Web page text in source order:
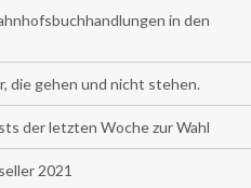
in den
die gehen und nicht stehen.
der letzten Woche zur Wahl
2021